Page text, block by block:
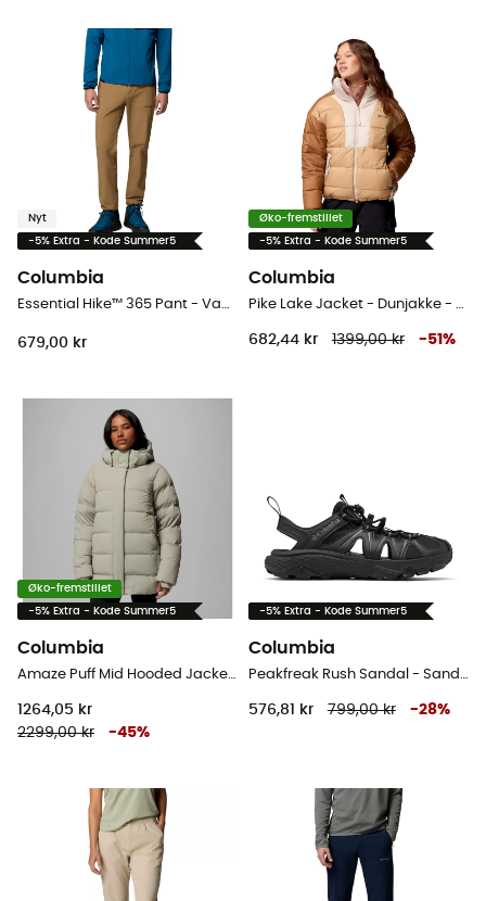
Nyt
-5% Extra - Kode Summer5
Columbia
Essential Hike™ 365 Pant - Vandrebukser - Herrer
679,00 kr
Øko-fremstillet
-5% Extra - Kode Summer5
Columbia
Pike Lake Jacket - Dunjakke - Damer
682,44 kr 1399,00 kr -51 %
Øko-fremstillet
-5% Extra - Kode Summer5
Columbia
Amaze Puff Mid Hooded Jacket - Dunjakke - Damer
1264,05 kr
2299,00 kr
-45%
-5% Extra - Kode Summer5
Columbia
Peakfreak Rush Sandal - Sandaler - Damer
576,81 kr 799,00 kr -28%